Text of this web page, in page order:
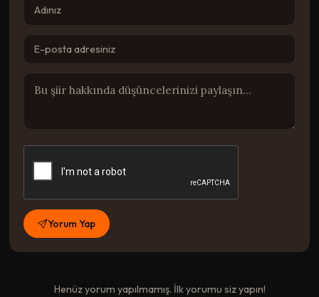
Yorum Yap
Henüz yorum yapılmamış. İlk yorumu siz yapın!